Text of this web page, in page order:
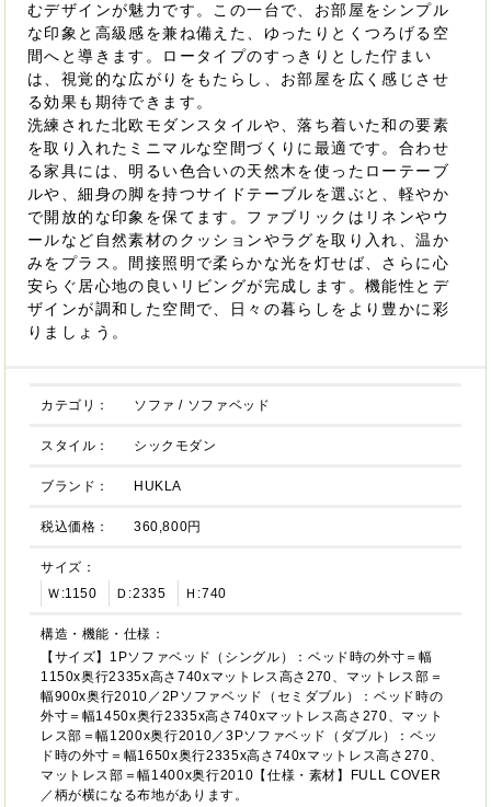
むデザインが魅力です。この一台で、お部屋をシンプル
な印象と高級感を兼ね備えた、ゆったりとくつろげる空
間へと導きます。ロータイプのすっきりとした佇まい
は、視覚的な広がりをもたらし、お部屋を広く感じさせ
る効果も期待できます。
洗練された北欧モダンスタイルや、落ち着いた和の要素
を取り入れたミニマルな空間づくりに最適です。合わせ
る家具には、明るい色合いの天然木を使ったローテーブ
ルや、細身の脚を持つサイドテーブルを選ぶと、軽やか
で開放的な印象を保てます。ファブリックはリネンやウ
ールなど自然素材のクッションやラグを取り入れ、温か
みをプラス。間接照明で柔らかな光を灯せば、さらに心
安らぐ居心地の良いリビングが完成します。機能性とデ
ザインが調和した空間で、日々の暮らしをより豊かに彩
りましょう。
カテゴリ： ソファ / ソファベッド
スタイル： シックモダン
ブランド： HUKLA
税込価格： 360,800円
サイズ：
Ｗ:1150
Ｄ:2335 Ｈ:740
構造・機能・仕様：
【サイズ】1Pソファベッド（シングル）：ベッド時の外寸＝幅
1150x奥行2335x高さ740xマットレス高さ270、マットレス部＝
幅900x奥行2010／2Pソファベッド（セミダブル）：ベッド時の
外寸＝幅1450x奥行2335x高さ740xマットレス高さ270、マット
レス部＝幅1200x奥行2010／3Pソファベッド（ダブル）：ベッ
ド時の外寸＝幅1650x奥行2335x高さ740xマットレス高さ270、
マットレス部＝幅1400x奥行2010【仕様・素材】FULL COVER
／柄が横になる布地があります。